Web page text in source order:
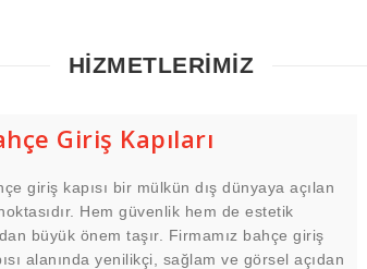
HİZMETLERİMİZ
Giriş Kapıları
giriş kapısı bir mülkün dış dünyaya açılan
Hem güvenlik hem de estetik
büyük önem taşır. Firmamız bahçe giriş
alanında yenilikçi, sağlam ve görsel açıdan